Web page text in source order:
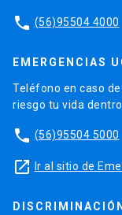
phone (56)95504 4000
EMERGENCIAS
Teléfono en caso
riesgo tu vida
phone (56)95504 5000
launch Ir al sitio de